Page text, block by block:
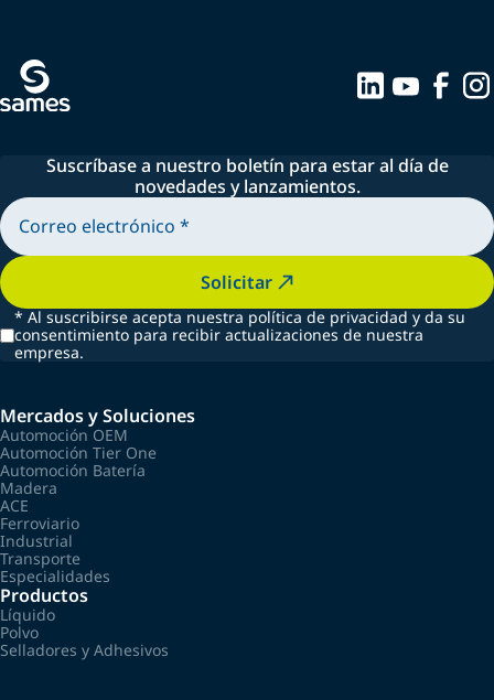
Suscríbase a nuestro boletín para estar al día de
novedades y lanzamientos.
Solicitar
* Al suscribirse acepta nuestra política de privacidad y da su
consentimiento para recibir actualizaciones de nuestra
empresa.
Mercados y Soluciones
Automoción OEM
Automoción Tier One
Automoción Batería
Madera
ACE
Ferroviario
Industrial
Transporte
Especialidades
Productos
Líquido
Polvo
Selladores y Adhesivos